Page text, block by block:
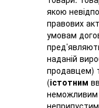
якою
правових
умовам
наданій
продавцем)
(істотним
неможливим